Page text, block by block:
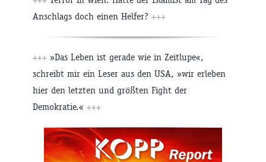
Anschlags doch einen Helfer? +++
+++ »Das Leben ist gerade wie in Zeitlupe«,
schreibt mir ein Leser aus den USA, »wir erleben
hier den letzten und größten Fight der
Demokratie.« +++